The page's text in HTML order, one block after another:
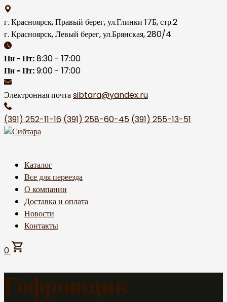
Skip
to
content
г. Красноярск, Правый берег, ул.Глинки 17Б, стр.2
г. Красноярск, Левый берег, ул.Брянская, 280/4
Пн - Пт:8:30 - 17:00
Пн - Пт:9:00 - 17:00
Электронная почтаsibtara@yandex.ru
(391) 252-11-16 (391) 258-60-45 (391) 255-13-51
Каталог
Все для переезда
О компании
Доставка и оплата
Новости
Контакты
0
Гофроящик